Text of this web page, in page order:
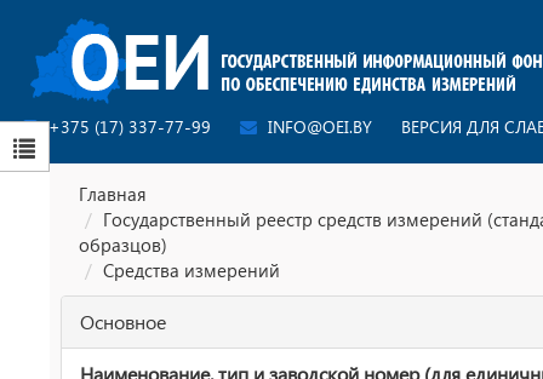
+375 (17) 337-77-99 INFO@OEI.BY ВЕРСИЯ ДЛЯ
Главная
Государственный реестр средств измерений
образцов)
Средства измерений
Основное
Наименование, тип и заводской номер (для